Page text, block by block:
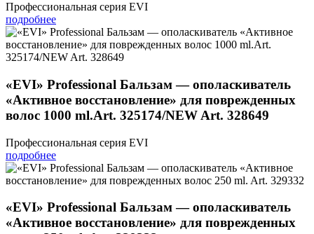
Профессиональная серия EVI
подробнее
«EVI» Professional Бальзам — ополаскиватель
«Активное восстановление» для поврежденных
волос 1000 ml.Art. 325174/NEW Art. 328649
Профессиональная серия EVI
подробнее
«EVI» Professional Бальзам — ополаскиватель
«Активное восстановление» для поврежденных